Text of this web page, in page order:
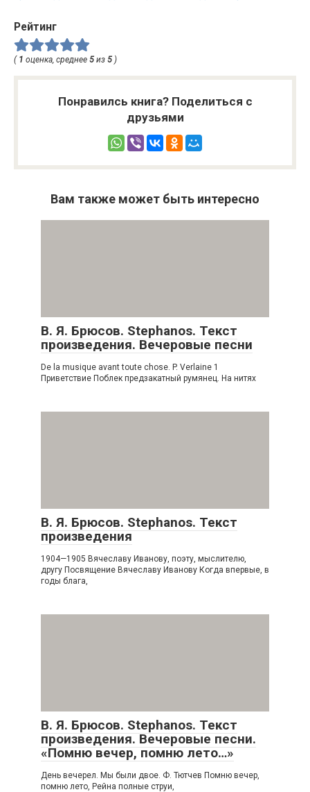
Рейтинг
( 1 оценка, среднее 5 из 5 )
Понравилсь книга? Поделиться с
друзьями
Вам также может быть интересно
В. Я. Брюсов. Stephanos. Текст
произведения. Вечеровые песни
De la musique avant toute chose. P. Verlaine 1
Приветствие Поблек предзакатный румянец. На нитях
В. Я. Брюсов. Stephanos. Текст
произведения
1904—1905 Вячеславу Иванову, поэту, мыслителю,
другу Посвящение Вячеславу Иванову Когда впервые, в
годы блага,
В. Я. Брюсов. Stephanos. Текст
произведения. Вечеровые песни.
«Помню вечер, помню лето…»
День вечерел. Мы были двое. Ф. Тютчев Помню вечер,
помню лето, Рейна полные струи,